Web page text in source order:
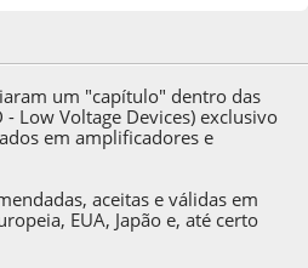
um "capítulo" dentro das
- Low Voltage Devices) exclusivo
em amplificadores e
aceitas e válidas em
EUA, Japão e, até certo